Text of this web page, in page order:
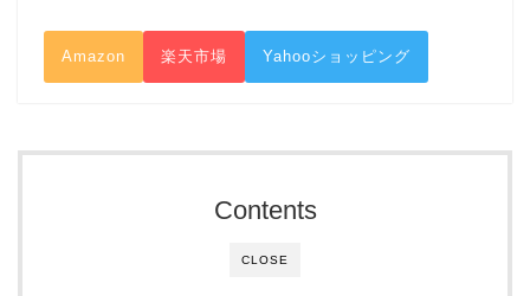
Amazon 楽天市場 Yahooショッピング
CLOSE
Contents